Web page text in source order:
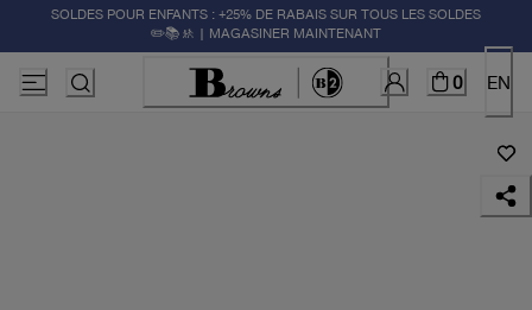
SOLDES POUR ENFANTS : +25% DE RABAIS SUR TOUS LES SOLDES
✏️📚🚸 | MAGASINER MAINTENANT
0 EN